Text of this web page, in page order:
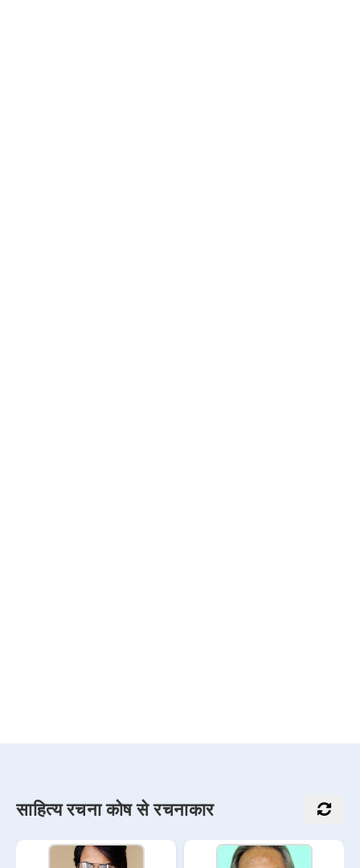
साहित्य रचना कोष से रचनाकार